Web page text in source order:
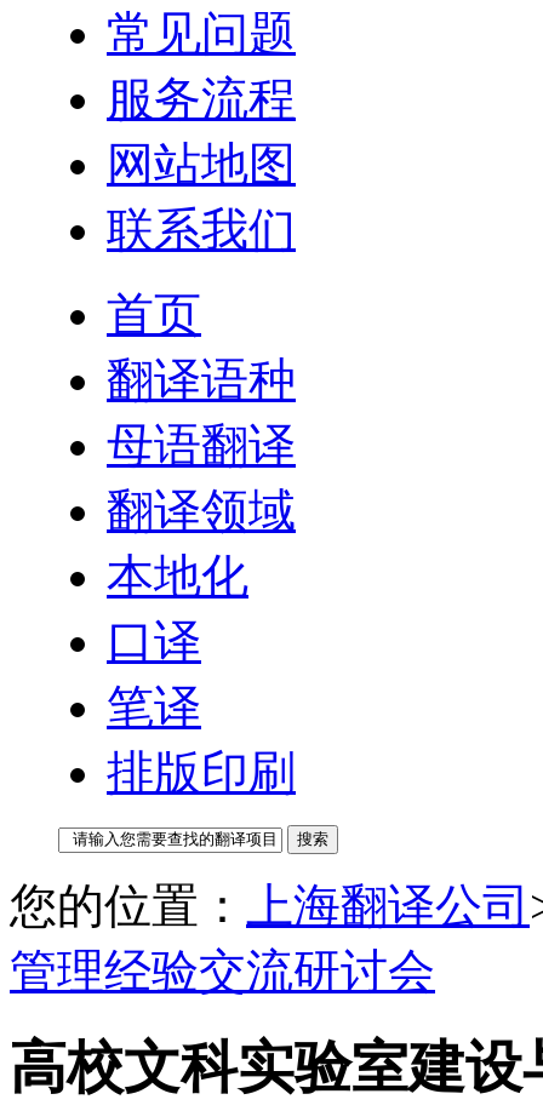
常见问题
服务流程
网站地图
联系我们
首页
翻译语种
母语翻译
翻译领域
本地化
口译
笔译
排版印刷
您的位置： 上海翻译公司
管理经验交流研讨会
高校文科实验室建